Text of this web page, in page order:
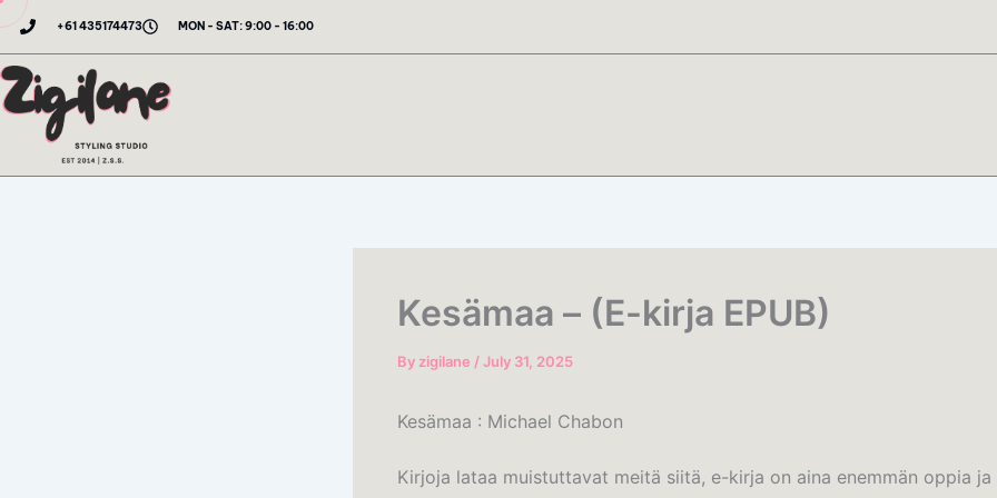
Skip
content
+61 435174473 MON - SAT: 9:00 - 16:00
Kesämaa – (E-kirja EPUB)
By zigilane /July 31, 2025
Kesämaa : Michael Chabon
Kirjoja lataa muistuttavat meitä siitä, e-kirja on aina enemmän oppia ja